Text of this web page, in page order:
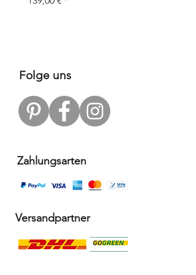
Folge uns
Zahlungsarten
Versandpartner